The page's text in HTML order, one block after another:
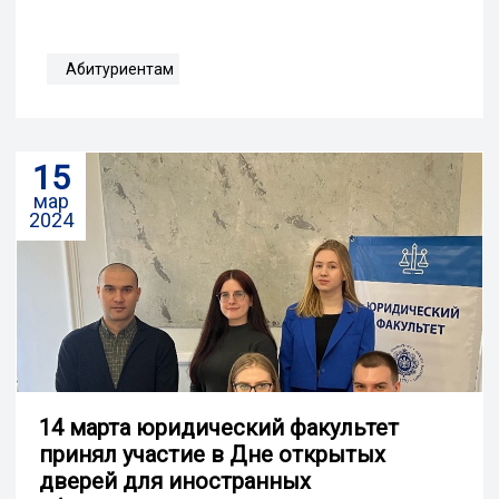
Абитуриентам
15
мар
2024
14 марта юридический факультет
принял участие в Дне открытых
дверей для иностранных